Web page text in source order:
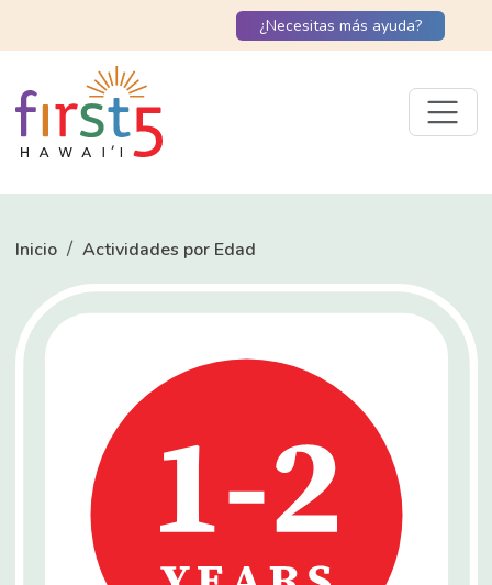
¿Necesitas más ayuda?
Inicio Actividades por Edad